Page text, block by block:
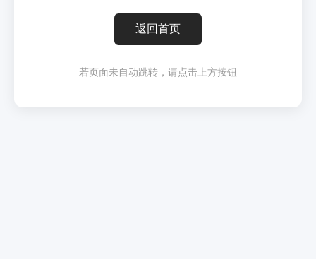
返回首页
若页面未自动跳转，请点击上方按钮